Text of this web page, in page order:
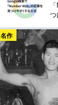
つ
名作